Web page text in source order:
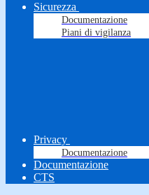
Sicurezza
Documentazione
Piani di vigilanza
Privacy
Documentazione
Documentazione
CTS